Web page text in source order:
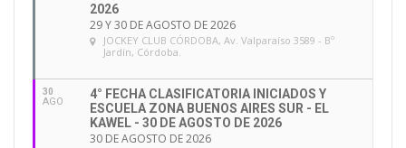
2026
29 Y 30 DE AGOSTO DE 2026
JOCKEY CLUB CÓRDOBA, Av. Valparaíso 3589 - Bº
Jardín, Córdoba.
30
AGO
4° FECHA CLASIFICATORIA INICIADOS Y
ESCUELA ZONA BUENOS AIRES SUR - EL
KAWEL - 30 DE AGOSTO DE 2026
30 DE AGOSTO DE 2026